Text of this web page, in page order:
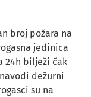
broj požara na
jedinica
24h bilježi čak
dežurni
su na